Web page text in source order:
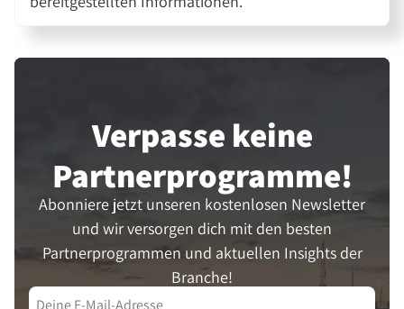
Verpasse keine
Partner­programme!
Abonniere jetzt unseren kostenlosen Newsletter
und wir versorgen dich mit den besten
Partnerprogrammen und aktuellen Insights der
Branche!